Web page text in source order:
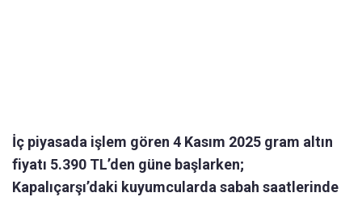
İç piyasada işlem gören 4 Kasım 2025 gram altın
fiyatı 5.390 TL’den güne başlarken;
Kapalıçarşı’daki kuyumcularda sabah saatlerinde